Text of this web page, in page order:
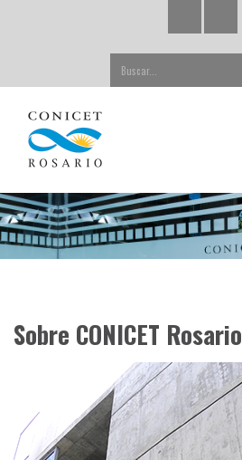
Sobre CONICET Rosario